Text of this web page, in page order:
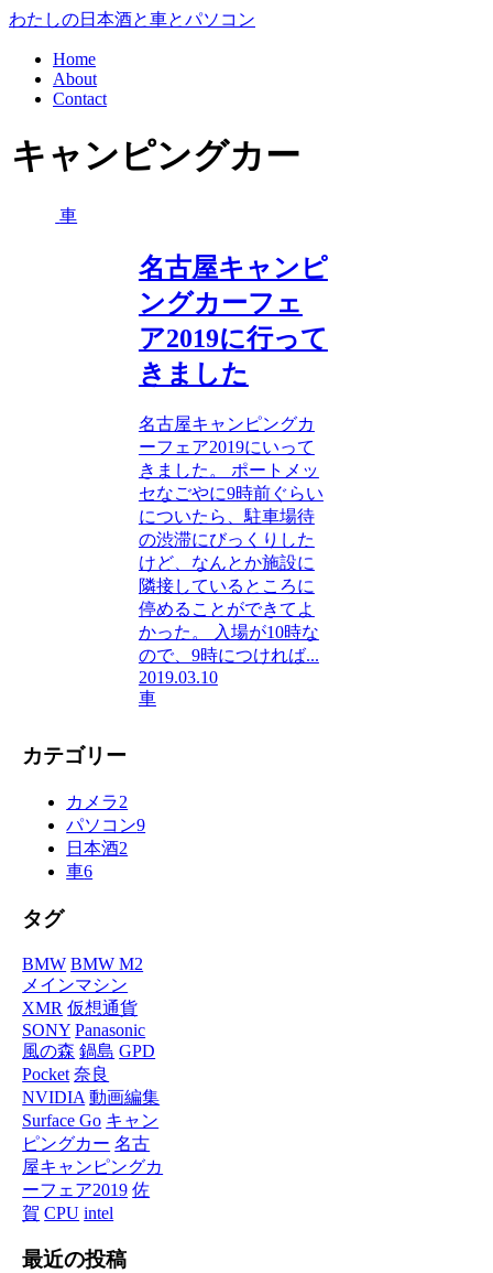
わたしの日本酒と車とパソコン
Home
About
Contact
キャンピングカー
車
名古屋キャンピ
ングカーフェ
ア2019に行って
きました
名古屋キャンピングカ
ーフェア2019にいって
きました。 ポートメッ
セなごやに9時前ぐらい
についたら、駐車場待
の渋滞にびっくりした
けど、なんとか施設に
隣接しているところに
停めることができてよ
かった。 入場が10時な
ので、9時につければ...
2019.03.10
車
カテゴリー
カメラ2
パソコン9
日本酒2
車6
タグ
BMW BMW M2
メインマシン
XMR 仮想通貨
SONY Panasonic
風の森 鍋島 GPD
Pocket 奈良
NVIDIA 動画編集
Surface Go キャン
ピングカー 名古
屋キャンピングカ
ーフェア2019 佐
賀 CPU intel
最近の投稿